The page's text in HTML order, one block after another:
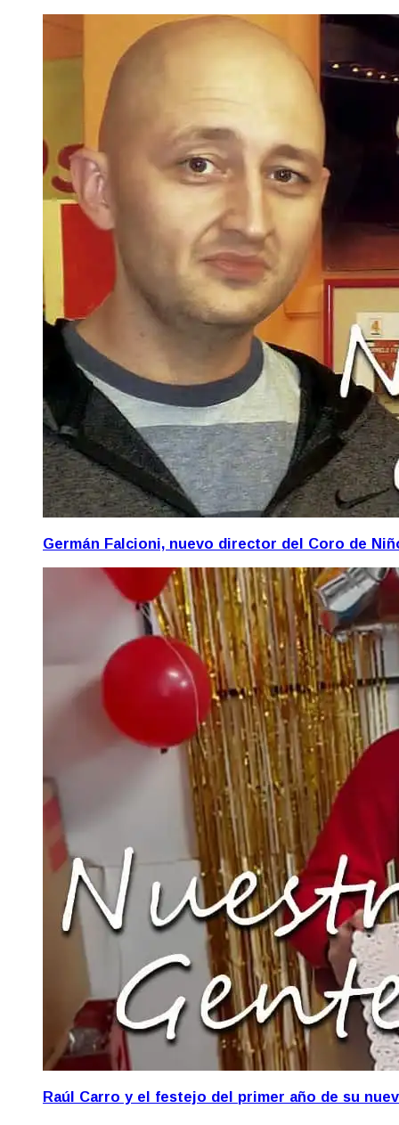
Germán Falcioni, nuevo director del Coro de
Raúl Carro y el festejo del primer año de su